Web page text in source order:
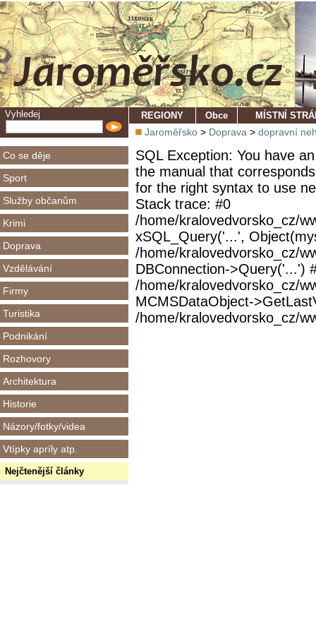
Vyhledej
Co se děje
Sport
Služby občanům
Krimi
Doprava
Vzdělávání
Firmy
Turistika
Podnikání
Rozhovory
Architektura
Historie
Názory/fotky/videa
Vtípky apríly atp.
Nejčtenější články
REGIONY Obce MÍSTNÍ
Jaroměřsko > Doprava > dopravní
SQL Exception: You have
the manual that
for the right syntax to use
Stack trace: #0
/home/kralovedvorsko_cz/
xSQL_Query('...',
/home/kralovedvorsko_cz/
DBConnection->Query('...')
/home/kralovedvorsko_cz/
MCMSDataObject-
/home/kralovedvorsko_cz/